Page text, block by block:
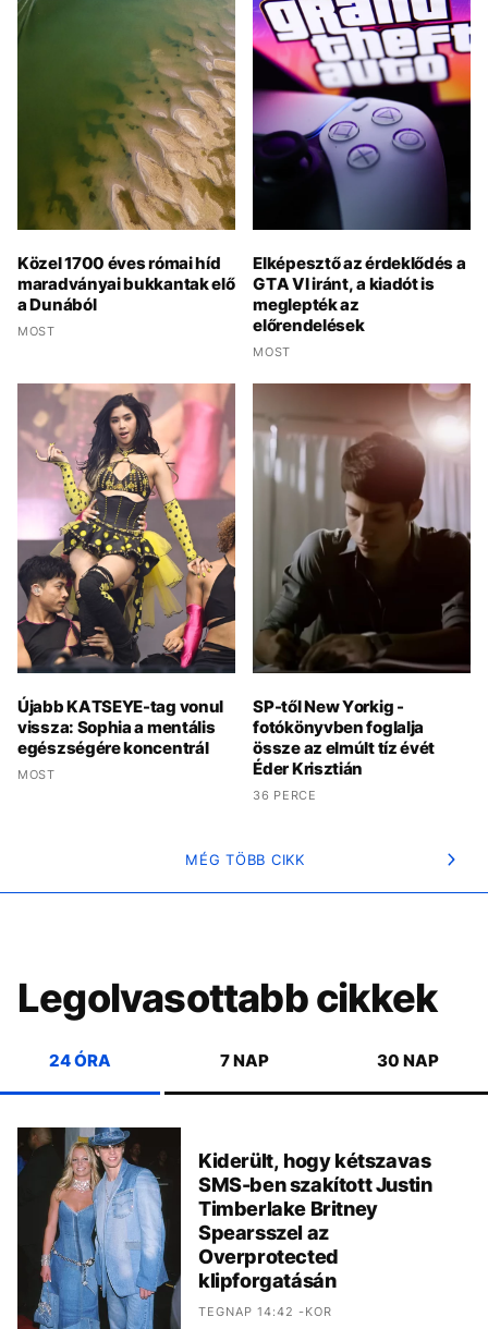
Közel 1700 éves római híd
maradványai bukkantak elő
a Dunából
MOST
Elképesztő az érdeklődés a
GTA VI iránt, a kiadót is
meglepték az
előrendelések
MOST
Újabb KATSEYE-tag vonul
vissza: Sophia a mentális
egészségére koncentrál
MOST
SP-től New Yorkig -
fotókönyvben foglalja
össze az elmúlt tíz évét
Éder Krisztián
36 PERCE
MÉG TÖBB CIKK
Legolvasottabb cikkek
24 ÓRA 7 NAP 30 NAP
Kiderült, hogy kétszavas
SMS-ben szakított Justin
Timberlake Britney
Spearsszel az
Overprotected
klipforgatásán
TEGNAP 14:42 -KOR